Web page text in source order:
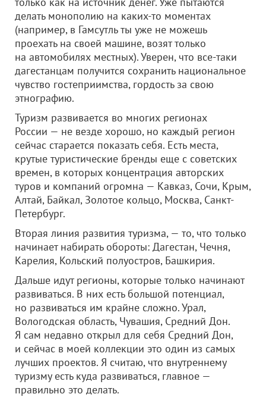
делать монополию на каких-то моментах
(например, в Гамсутль ты уже не можешь
проехать на своей машине, возят только
на автомобилях местных). Уверен, что все-таки
дагестанцам получится сохранить национальное
чувство гостеприимства, гордость за свою
этнографию.
Туризм развивается во многих регионах
России — не везде хорошо, но каждый регион
сейчас старается показать себя. Есть места,
крутые туристические бренды еще с советских
времен, в которых концентрация авторских
туров и компаний огромна — Кавказ, Сочи, Крым,
Алтай, Байкал, Золотое кольцо, Москва, Санкт-
Петербург.
Вторая линия развития туризма, — то, что только
начинает набирать обороты: Дагестан, Чечня,
Карелия, Кольский полуостров, Башкирия.
Дальше идут регионы, которые только начинают
развиваться. В них есть большой потенциал,
но развиваться им крайне сложно. Урал,
Вологодская область, Чувашия, Средний Дон.
Я сам недавно открыл для себя Средний Дон,
и сейчас в моей коллекции это один из самых
лучших проектов. Я считаю, что внутреннему
туризму есть куда развиваться, главное —
правильно это делать.